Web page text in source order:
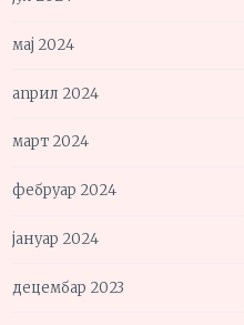
мај 2024
април 2024
март 2024
фебруар 2024
јануар 2024
децембар 2023